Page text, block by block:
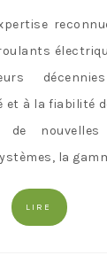
et à la fiabilité
la
LIRE